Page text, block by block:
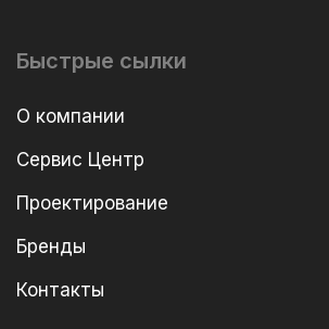
Быстрые сылки
О компании
Сервис Центр
Проектирование
Бренды
Контакты